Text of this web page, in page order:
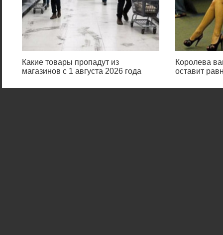
Какие товары пропадут из
магазинов с 1 августа 2026 года
Королева
оставит